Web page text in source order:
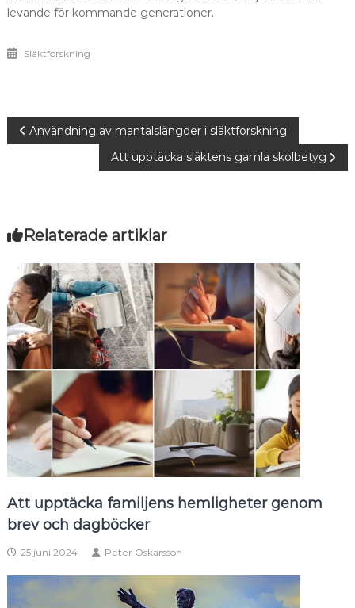
levande för kommande generationer.
Släktforskning
Inläggsnavigering
Användning av mantalslängder i släktforskning
Att upptäcka släktens gamla skolbetyg
Relaterade artiklar
Att upptäcka familjens hemligheter genom
brev och dagböcker
25 juni 2024 Peter Oskarsson